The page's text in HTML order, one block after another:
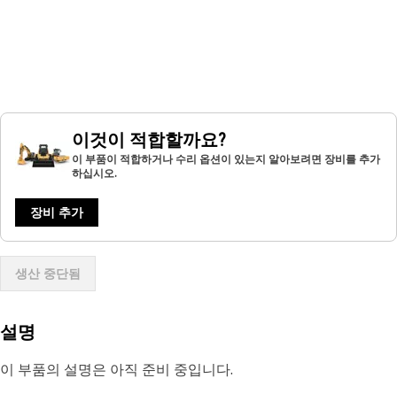
이것이 적합할까요?
이 부품이 적합하거나 수리 옵션이 있는지 알아보려면 장비를 추가
하십시오.
장비 추가
생산 중단됨
설명
이 부품의 설명은 아직 준비 중입니다.